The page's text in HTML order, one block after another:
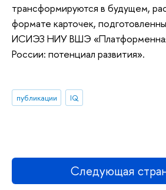
трансформируются в будущем,
формате карточек,
ИСИЭЗ НИУ ВШЭ
России: потенциал развития».
публикации IQ
Следующая